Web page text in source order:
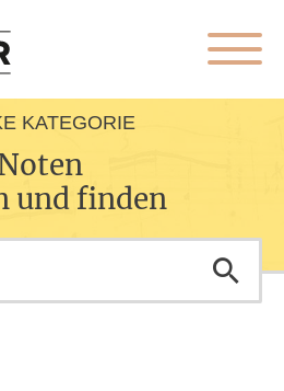
KATEGORIE
und finden